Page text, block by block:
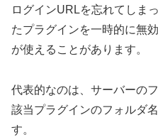
ログインURLを忘れてしま
たプラグインを一時的に無
が使えることがあります。
代表的なのは、サーバーの
該当プラグインのフォルダ
す。